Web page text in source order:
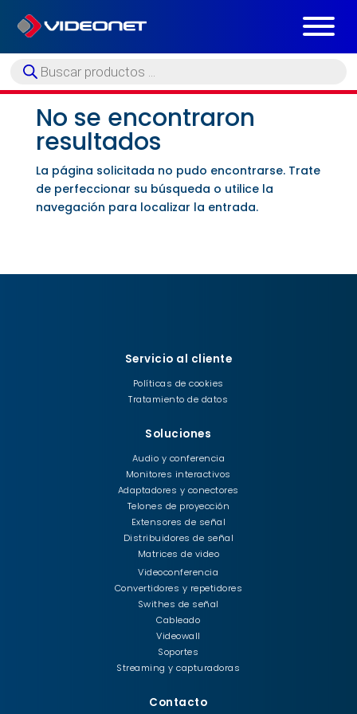
Búsqueda
de
No se encontraron
resultados
La página solicitada no pudo encontrarse. Trate
de perfeccionar su búsqueda o utilice la
navegación para localizar la entrada.
Servicio al cliente
Políticas de cookies
Tratamiento de datos
Soluciones
Audio y conferencia
Monitores interactivos
Adaptadores y conectores
Telones de proyección
Extensores de señal
Distribuidores de señal
Matrices de video
Videoconferencia
Convertidores y repetidores
Swithes de señal
Cableado
Videowall
Soportes
Streaming y capturadoras
Contacto